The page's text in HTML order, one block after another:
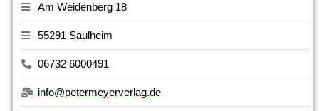
Am Weidenberg 18
55291 Saulheim
06732 6000491
info@petermeyerverlag.de